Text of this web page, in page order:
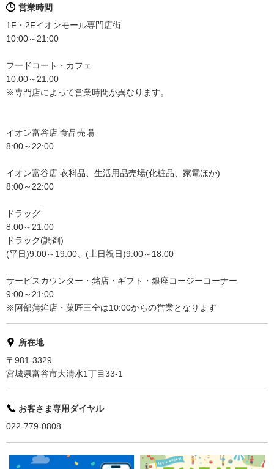
営業時間
1F・2Fイオンモール専門店街
10:00～21:00
フードコート・カフェ
10:00～21:00
※専門店によって営業時間が異なります。
イオン富谷店 食品売場
8:00～22:00
イオン富谷店 衣料品、生活用品売場(化粧品、家電ほか)
8:00～22:00
ドラッグ
8:00～21:00
ドラッグ(調剤)
(平日)9:00～19:00、(土日祝日)9:00～18:00
サービスカウンター・銘店・ギフト・銀座コージーコーナー
9:00～21:00
※阿部蒲鉾店・菓匠三全は10:00からの営業となります
所在地
〒981-3329
宮城県富谷市大清水1丁目33-1
お客さま専用ダイヤル
022-779-0808